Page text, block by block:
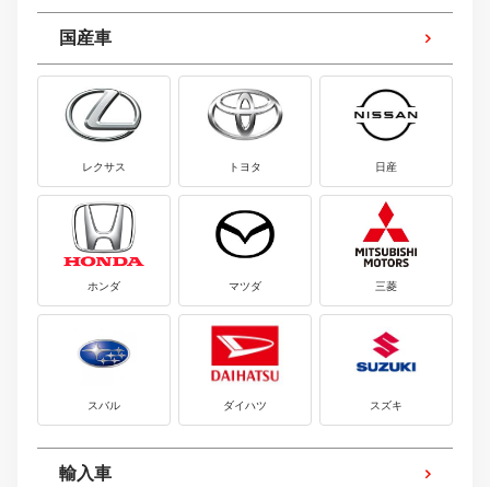
国産車
レクサス トヨタ 日産
ホンダ マツダ 三菱
スバル ダイハツ スズキ
輸入車